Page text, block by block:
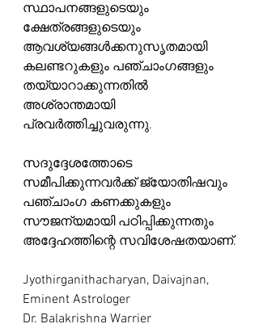
സ്ഥാപനങ്ങളുടെയും
ക്ഷേത്രങ്ങളുടെയും
ആവശ്യങ്ങൾക്കനുസൃതമായി
കലണ്ടറുകളും പഞ്ചാംഗങ്ങളും
തയ്യാറാക്കുന്നതിൽ
അശ്രാന്തമായി
പ്രവർത്തിച്ചുവരുന്നു.
സദുദ്ദേശത്തോടെ
സമീപിക്കുന്നവർക്ക് ജ്യോതിഷവും
പഞ്ചാംഗ കണക്കുകളും
സൗജന്യമായി പഠിപ്പിക്കുന്നതും
അദ്ദേഹത്തിന്റെ സവിശേഷതയാണ്.
Jyothirganithacharyan, Daivajnan,
Eminent Astrologer
Dr. Balakrishna Warrier